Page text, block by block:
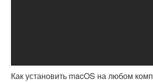
Как установить macOS на любом